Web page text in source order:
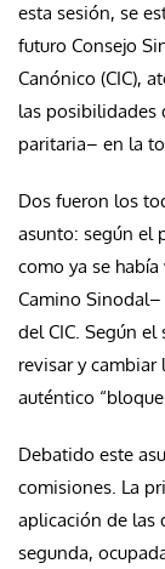
esta sesión, se
futuro Consejo
Canónico (CIC),
las posibilidades
paritaria– en la
Dos fueron los
asunto: según el
como ya se
Camino
del CIC. Según
revisar y
auténtico
Debatido este
comisiones. La
aplicación de las
segunda,